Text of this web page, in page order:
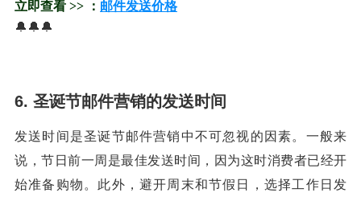
立即查看 >> ： 邮件发送价格
🔔🔔🔔
6. 圣诞节邮件营销的发送时间
发送时间是圣诞节邮件营销中不可忽视的因素。一般来
说，节日前一周是最佳发送时间，因为这时消费者已经开
始准备购物。此外，避开周末和节假日，选择工作日发